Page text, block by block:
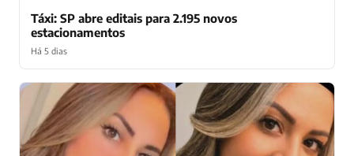
Táxi: SP abre editais para 2.195 novos
estacionamentos
Há 5 dias